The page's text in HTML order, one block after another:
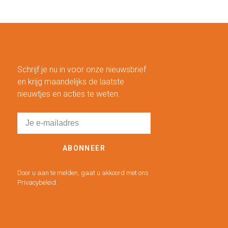
Schrijf je nu in voor onze nieuwsbrief
en krijg maandelijks de laatste
nieuwtjes en acties te weten.
ABONNEER
Door u aan te melden, gaat u akkoord met ons
Privacybeleid.